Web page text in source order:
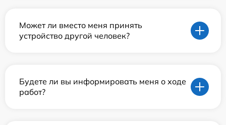
Может ли вместо меня принять
устройство другой человек?
Будете ли вы информировать меня о ходе
работ?